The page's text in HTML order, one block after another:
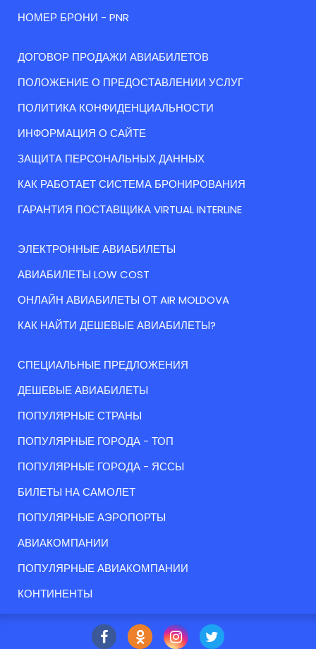
НОМЕР БРОНИ - PNR
ДОГОВОР ПРОДАЖИ АВИАБИЛЕТОВ
ПОЛОЖЕНИЕ О ПРЕДОСТАВЛЕНИИ УСЛУГ
ПОЛИТИКА КОНФИДЕНЦИАЛЬНОСТИ
ИНФОРМАЦИЯ О САЙТЕ
ЗАЩИТА ПЕРСОНАЛЬНЫХ ДАННЫХ
КАК РАБОТАЕТ СИСТЕМА БРОНИРОВАНИЯ
ГАРАНТИЯ ПОСТАВЩИКА VIRTUAL INTERLINE
ЭЛЕКТРОННЫЕ АВИАБИЛЕТЫ
АВИАБИЛЕТЫ LOW COST
ОНЛАЙН АВИАБИЛЕТЫ ОТ AIR MOLDOVA
КАК НАЙТИ ДЕШЕВЫЕ АВИАБИЛЕТЫ?
СПЕЦИАЛЬНЫЕ ПРЕДЛОЖЕНИЯ
ДЕШЕВЫЕ АВИАБИЛЕТЫ
ПОПУЛЯРНЫЕ СТРАНЫ
ПОПУЛЯРНЫЕ ГОРОДА - ТОП
ПОПУЛЯРНЫЕ ГОРОДА - ЯССЫ
БИЛЕТЫ НА САМОЛЕТ
ПОПУЛЯРНЫЕ АЭРОПОРТЫ
АВИАКОМПАНИИ
ПОПУЛЯРНЫЕ АВИАКОМПАНИИ
КОНТИНЕНТЫ